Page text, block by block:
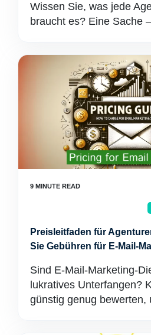
Wissen Sie, was jede
braucht es? Eine Sache
Preisleitfaden für
Sie Gebühren für E-Mail-
Sind E-Mail-Marketing-
lukratives Unterfangen?
günstig genug